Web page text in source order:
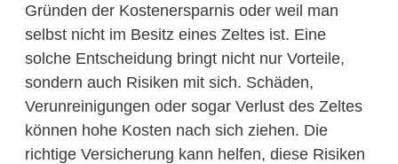
Gründen der Kostenersparnis oder weil man
selbst nicht im Besitz eines Zeltes ist. Eine
solche Entscheidung bringt nicht nur Vorteile,
sondern auch Risiken mit sich. Schäden,
Verunreinigungen oder sogar Verlust des Zeltes
können hohe Kosten nach sich ziehen. Die
richtige Versicherung kann helfen, diese Risiken